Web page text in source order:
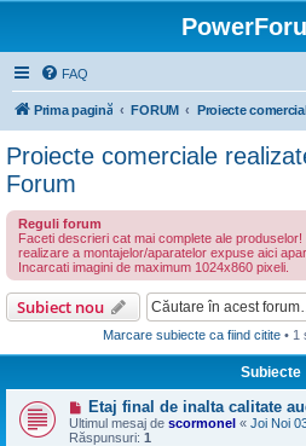
FAQ
Prima pagină FORUM
Proiecte comerciale
Forum
Reguli forum
Faceti descrieri cat mai complete ale
realizare a montajelor/aparatelor expuse aici
Incarcati imagini de maximum 1024x860 pixeli.
Subiect nou
Marcare subiecte ca fiind citite• 1
Subiecte
Etaj final de inalta calitate
Ultimul mesaj de scormonel « Joi Noi
Răspunsuri: 1